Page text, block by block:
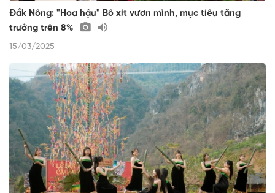
Đắk Nông: "Hoa hậu" Bô xít vươn mình, mục tiêu tăng
trưởng trên 8%
15/03/2025